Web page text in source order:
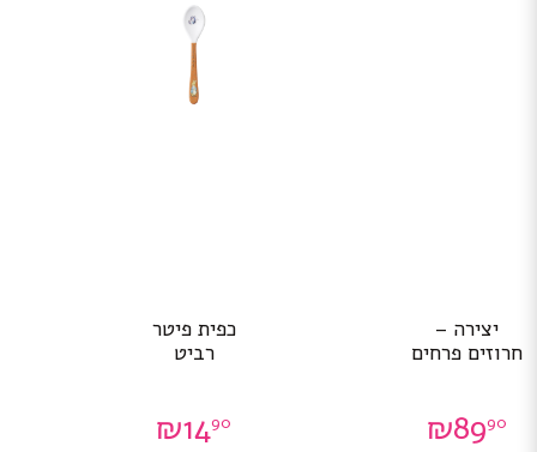
יצירה –
חרוזים פרחים
₪8990
כפית פיטר
רביט
₪1490